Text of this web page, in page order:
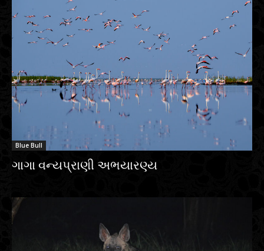
Blue Bull
ગાગા વન્યપ્રાણી અભયારણ્ય